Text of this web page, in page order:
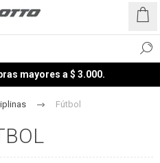
mayores a $ 3.000.
Fútbol